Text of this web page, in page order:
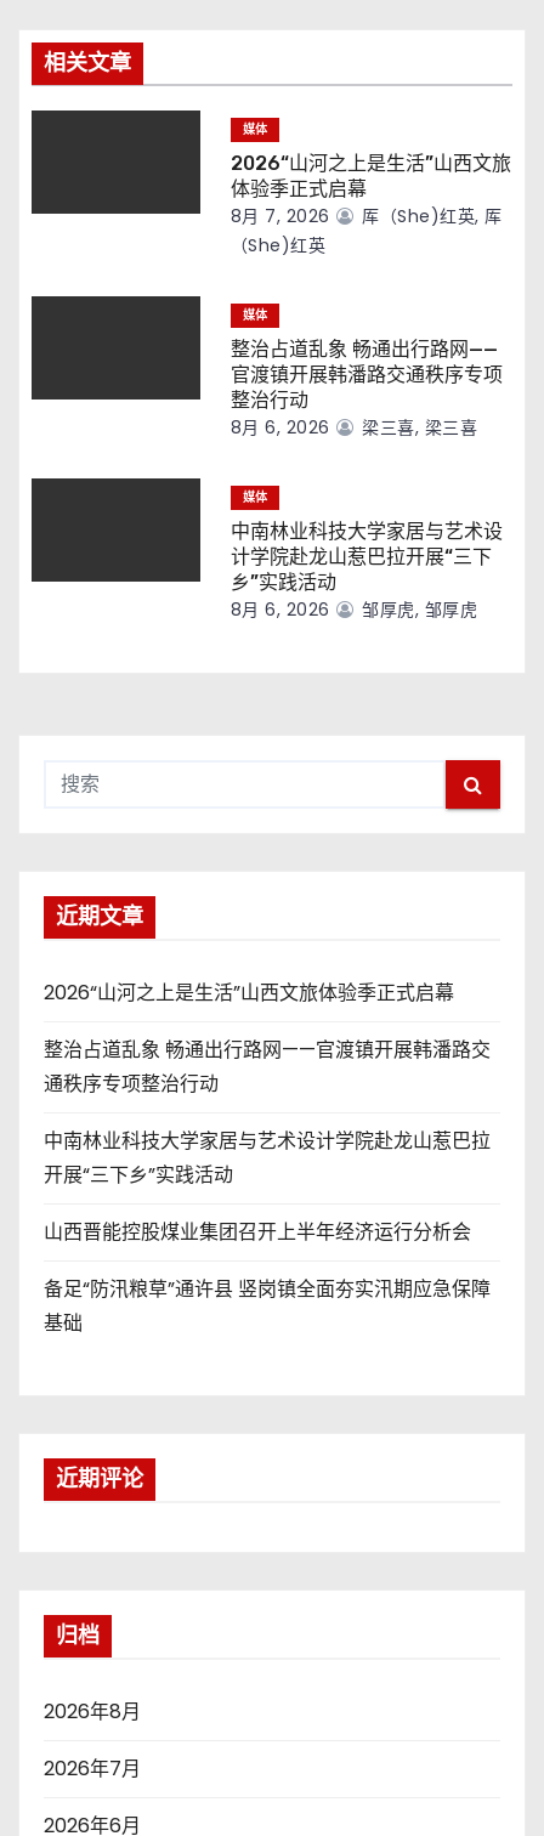
相关文章
媒体
2026“山河之上是生活”山西文旅
体验季正式启幕
8月 7, 2026
厍（she)红英, 厍
（she)红英
媒体
整治占道乱象 畅通出行路网——
官渡镇开展韩潘路交通秩序专项
整治行动
8月 6, 2026 梁三喜, 梁三喜
媒体
中南林业科技大学家居与艺术设
计学院赴龙山惹巴拉开展“三下
乡”实践活动
8月 6, 2026 邹厚虎, 邹厚虎
近期文章
2026“山河之上是生活”山西文旅体验季正式启幕
整治占道乱象 畅通出行路网——官渡镇开展韩潘路交
通秩序专项整治行动
中南林业科技大学家居与艺术设计学院赴龙山惹巴拉
开展“三下乡”实践活动
山西晋能控股煤业集团召开上半年经济运行分析会
备足“防汛粮草”通许县 竖岗镇全面夯实汛期应急保障
基础
近期评论
归档
2026年8月
2026年7月
2026年6月